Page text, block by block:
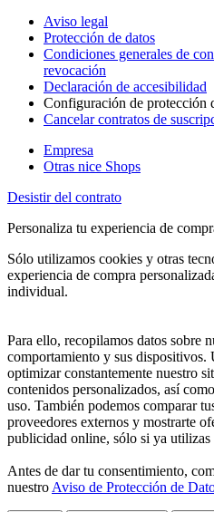
Aviso legal
Protección de datos
Condiciones generales de
revocación
Declaración de accesibilidad
Configuración de protección
Cancelar contratos de
Empresa
Otras nice Shops
Desistir del contrato
Personaliza tu experiencia de
Sólo utilizamos cookies y otras
experiencia de compra
individual.
Para ello, recopilamos datos sobre
comportamiento y sus dispositivos.
optimizar constantemente nuestro
contenidos personalizados, así
uso. También podemos comparar
proveedores externos y mostrarte
publicidad online, sólo si ya utilizas
Antes de dar tu consentimiento,
nuestro Aviso de Protección de